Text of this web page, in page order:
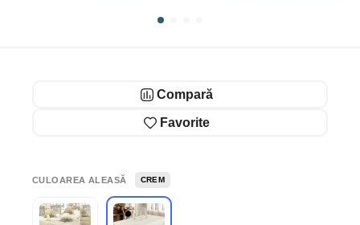
Compară
Favorite
CULOAREA ALEASĂ CREM